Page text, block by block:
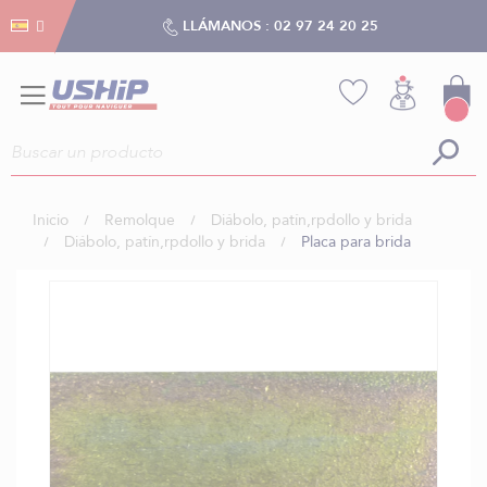
LLÁMANOS : 02 97 24 20 25
Inicio Remolque
Diábolo, patín,rpdollo y brida
Diábolo, patín,rpdollo y brida
Placa para brida
la
galería
de
imágenes
Gestión de cookies
Gestión de cookies